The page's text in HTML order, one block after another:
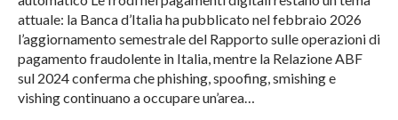
attuale: la Banca d’Italia ha pubblicato nel febbraio 2026
l’aggiornamento semestrale del Rapporto sulle operazioni di
pagamento fraudolente in Italia, mentre la Relazione ABF
sul 2024 conferma che phishing, spoofing, smishing e
vishing continuano a occupare un’area…